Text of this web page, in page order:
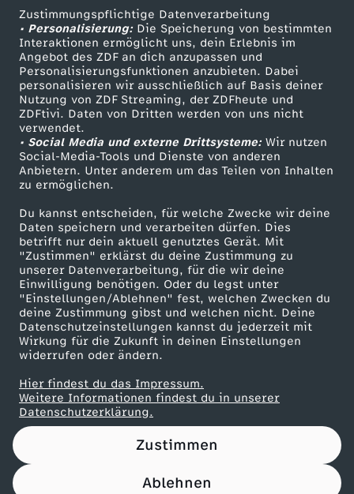
Zustimmungspflichtige Datenverarbeitung
• Personalisierung:Die Speicherung von bestimmten
Interaktionen ermöglicht uns, dein Erlebnis im
Angebot des ZDF an dich anzupassen und
Personalisierungsfunktionen anzubieten. Dabei
personalisieren wir ausschließlich auf Basis deiner
Nutzung von ZDF Streaming, der ZDFheute und
ZDFtivi. Daten von Dritten werden von uns nicht
verwendet.
• Social Media und externe Drittsysteme:Wir nutzen
Social-Media-Tools und Dienste von anderen
Anbietern. Unter anderem um das Teilen von Inhalten
zu ermöglichen.
Du kannst entscheiden, für welche Zwecke wir deine
Daten speichern und verarbeiten dürfen. Dies
betrifft nur dein aktuell genutztes Gerät. Mit
"Zustimmen" erklärst du deine Zustimmung zu
unserer Datenverarbeitung, für die wir deine
Einwilligung benötigen. Oder du legst unter
"Einstellungen/Ablehnen" fest, welchen Zwecken du
deine Zustimmung gibst und welchen nicht. Deine
Datenschutzeinstellungen kannst du jederzeit mit
Wirkung für die Zukunft in deinen Einstellungen
widerrufen oder ändern.
Hier findest du das Impressum.
Weitere Informationen findest du in unserer
Datenschutzerklärung.
Zustimmen
Ablehnen
Livestreams
Sendungen A-Z
TV-Programm
Zuschauerservice
Hilfe
ZDF Unternehmen
Karriere
ZDF goes Schule
Werbefernsehen
Mainzelmännchen
Partner